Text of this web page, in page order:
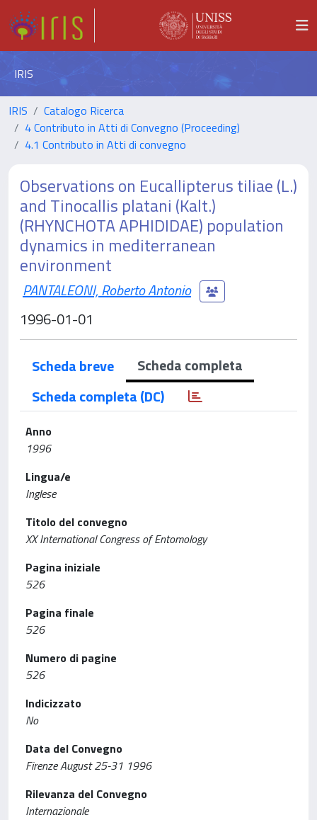
IRIS
IRIS
Catalogo Ricerca
4 Contributo in Atti di Convegno (Proceeding)
4.1 Contributo in Atti di convegno
Observations on Eucallipterus tiliae (L.)
and Tinocallis platani (Kalt.)
(RHYNCHOTA APHIDIDAE) population
dynamics in mediterranean
environment
PANTALEONI, Roberto Antonio
1996-01-01
Scheda breve
Scheda completa
Scheda completa (DC)
Anno
1996
Lingua/e
Inglese
Titolo del convegno
XX International Congress of Entomology
Pagina iniziale
526
Pagina finale
526
Numero di pagine
526
Indicizzato
No
Data del Convegno
Firenze August 25-31 1996
Rilevanza del Convegno
Internazionale